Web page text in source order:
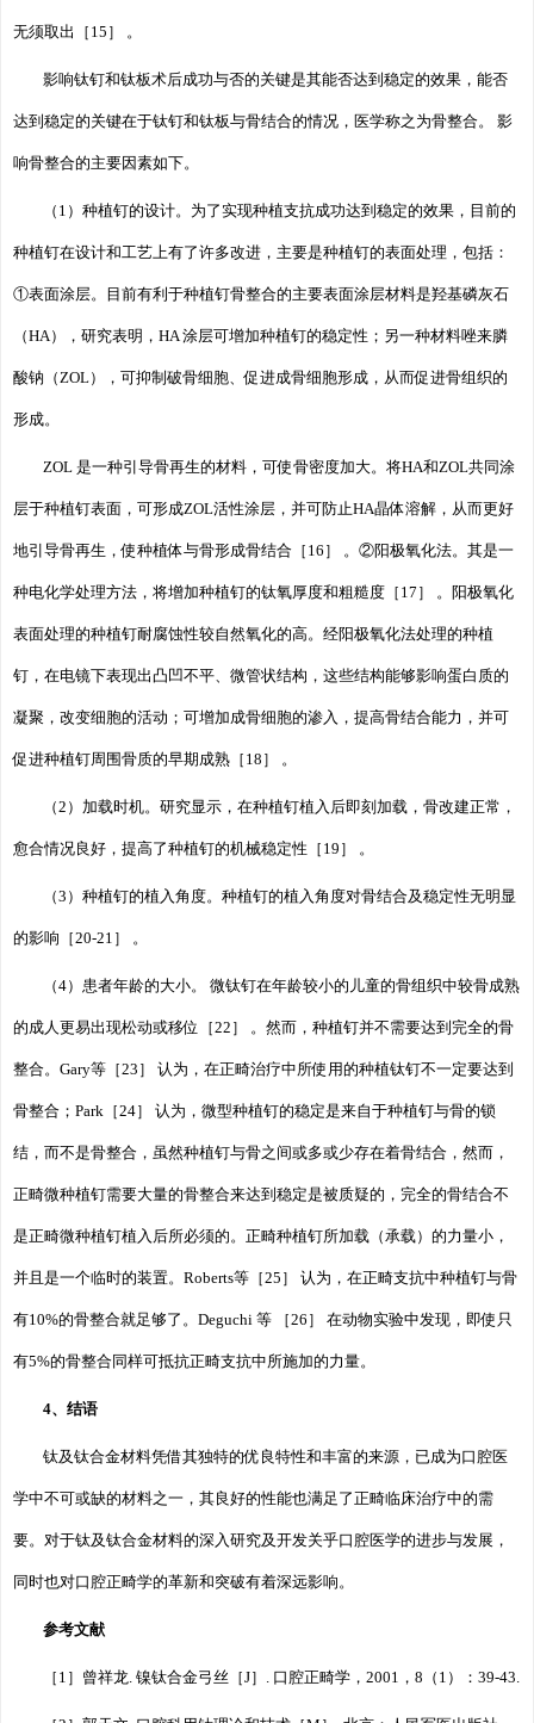
无须取出［15］ 。
影响钛钉和钛板术后成功与否的关键是其能否达到稳定的效果，能否
达到稳定的关键在于钛钉和钛板与骨结合的情况，医学称之为骨整合。 影
响骨整合的主要因素如下。
（1）种植钉的设计。为了实现种植支抗成功达到稳定的效果，目前的
种植钉在设计和工艺上有了许多改进，主要是种植钉的表面处理，包括：
①表面涂层。目前有利于种植钉骨整合的主要表面涂层材料是羟基磷灰石
（HA），研究表明，HA 涂层可增加种植钉的稳定性；另一种材料唑来膦
酸钠（ZOL），可抑制破骨细胞、促进成骨细胞形成，从而促进骨组织的
形成。
ZOL 是一种引导骨再生的材料，可使骨密度加大。将HA和ZOL共同涂
层于种植钉表面，可形成ZOL活性涂层，并可防止HA晶体溶解，从而更好
地引导骨再生，使种植体与骨形成骨结合［16］ 。②阳极氧化法。其是一
种电化学处理方法，将增加种植钉的钛氧厚度和粗糙度［17］ 。阳极氧化
表面处理的种植钉耐腐蚀性较自然氧化的高。经阳极氧化法处理的种植
钉，在电镜下表现出凸凹不平、微管状结构，这些结构能够影响蛋白质的
凝聚，改变细胞的活动；可增加成骨细胞的渗入，提高骨结合能力，并可
促进种植钉周围骨质的早期成熟［18］ 。
（2）加载时机。研究显示，在种植钉植入后即刻加载，骨改建正常，
愈合情况良好，提高了种植钉的机械稳定性［19］ 。
（3）种植钉的植入角度。种植钉的植入角度对骨结合及稳定性无明显
的影响［20-21］ 。
（4）患者年龄的大小。 微钛钉在年龄较小的儿童的骨组织中较骨成熟
的成人更易出现松动或移位［22］ 。然而，种植钉并不需要达到完全的骨
整合。Gary等［23］ 认为，在正畸治疗中所使用的种植钛钉不一定要达到
骨整合；Park［24］ 认为，微型种植钉的稳定是来自于种植钉与骨的锁
结，而不是骨整合，虽然种植钉与骨之间或多或少存在着骨结合，然而，
正畸微种植钉需要大量的骨整合来达到稳定是被质疑的，完全的骨结合不
是正畸微种植钉植入后所必须的。正畸种植钉所加载（承载）的力量小，
并且是一个临时的装置。Roberts等［25］ 认为，在正畸支抗中种植钉与骨
有10%的骨整合就足够了。Deguchi 等 ［26］ 在动物实验中发现，即使只
有5%的骨整合同样可抵抗正畸支抗中所施加的力量。
4、结语
钛及钛合金材料凭借其独特的优良特性和丰富的来源，已成为口腔医
学中不可或缺的材料之一，其良好的性能也满足了正畸临床治疗中的需
要。对于钛及钛合金材料的深入研究及开发关乎口腔医学的进步与发展，
同时也对口腔正畸学的革新和突破有着深远影响。
参考文献
［1］曾祥龙. 镍钛合金弓丝［J］. 口腔正畸学，2001，8（1）：39-43.